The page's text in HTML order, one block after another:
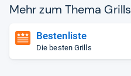
Mehr zum Thema Grills
Bestenliste
Die besten Grills